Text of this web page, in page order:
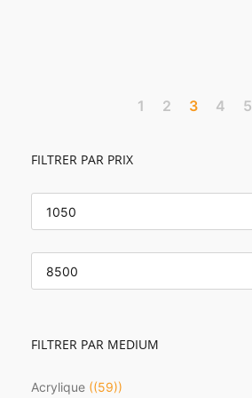
1 2 3 4 5
FILTRER PAR PRIX
PRIX
MIN
PRIX
MAX
FILTRER PAR MEDIUM
Acrylique (59)